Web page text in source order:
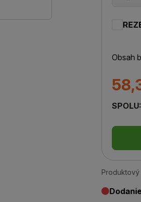
Obsah
SPOLU:
Produktový